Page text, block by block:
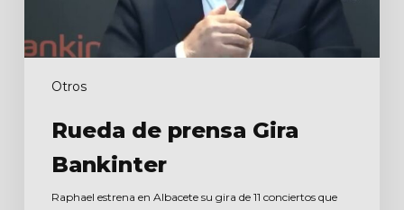
Otros
Rueda de prensa Gira
Bankinter
Raphael estrena en Albacete su gira de 11 conciertos que